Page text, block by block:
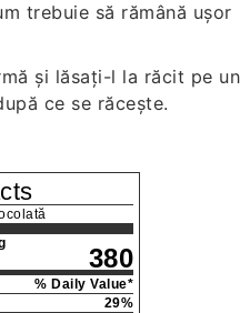
trebuie să rămână ușor
și lăsați-l la răcit pe un
ce se răcește.
380
% Daily Value*
29%